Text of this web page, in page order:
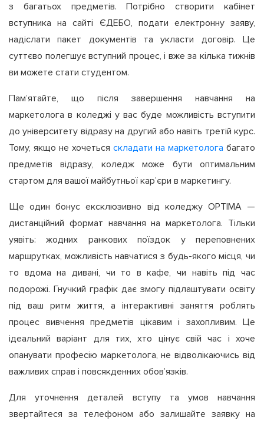
з багатьох предметів. Потрібно створити кабінет
вступника на сайті ЄДЕБО, подати електронну заяву,
надіслати пакет документів та укласти договір. Це
суттєво полегшує вступний процес, і вже за кілька тижнів
ви можете стати студентом.
Пам’ятайте, що після завершення навчання на
маркетолога в коледжі у вас буде можливість вступити
до університету відразу на другий або навіть третій курс.
Тому, якщо не хочеться складати на маркетолога багато
предметів відразу, коледж може бути оптимальним
стартом для вашої майбутньої кар’єри в маркетингу.
Ще один бонус ексклюзивно від коледжу OPTIMA —
дистанційний формат навчання на маркетолога. Тільки
уявіть: жодних ранкових поїздок у переповнених
маршрутках, можливість навчатися з будь-якого місця, чи
то вдома на дивані, чи то в кафе, чи навіть під час
подорожі. Гнучкий графік дає змогу підлаштувати освіту
під ваш ритм життя, а інтерактивні заняття роблять
процес вивчення предметів цікавим і захопливим. Це
ідеальний варіант для тих, хто цінує свій час і хоче
опанувати професію маркетолога, не відволікаючись від
важливих справ і повсякденних обов’язків.
Для уточнення деталей вступу та умов навчання
звертайтеся за телефоном або залишайте заявку на